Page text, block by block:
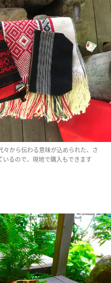
々から伝わる意味が込められた、さ
いるので、現地で購入もできます